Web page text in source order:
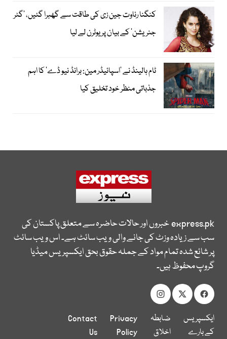
کنگنا رناوت جین زی کی طاقت سے گھبرا گئیں، ’گٹر
جنریشن‘ کے بیان پر یوٹرن لے لیا
ٹام ہالینڈ نے ’اسپائیڈر مین: برانڈ نیو ڈے‘ کا اہم
جذباتی منظر خود تخلیق کیا
express.pkخبروں اور حالات حاضرہ سے متعلق پاکستان کی
سب سے زیادہ وزٹ کی جانے والی ویب سائٹ ہے۔ اس ویب سائٹ
پر شائع شدہ تمام مواد کے جملہ حقوق بحق ایکسپریس میڈیا
گروپ محفوظ ہیں۔
ایکسپریس
کے بارے
ضابطہ
اخلاق
Privacy
Policy
Contact
Us